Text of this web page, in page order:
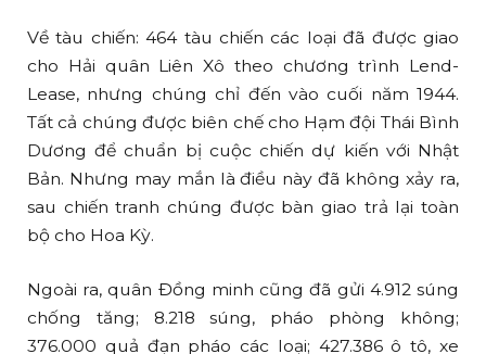
Về tàu chiến: 464 tàu chiến các loại đã được giao
cho Hải quân Liên Xô theo chương trình Lend-
Lease, nhưng chúng chỉ đến vào cuối năm 1944.
Tất cả chúng được biên chế cho Hạm đội Thái Bình
Dương để chuẩn bị cuộc chiến dự kiến ​​với Nhật
Bản. Nhưng may mắn là điều này đã không xảy ra,
sau chiến tranh chúng được bàn giao trả lại toàn
bộ cho Hoa Kỳ.
Ngoài ra, quân Đồng minh cũng đã gửi 4.912 súng
chống tăng; 8.218 súng, pháo phòng không;
376.000 quả đạn pháo các loại; 427.386 ô tô, xe